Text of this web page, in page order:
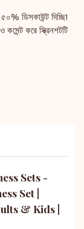
ডিসকাউন্ট দিচ্ছি!
করে স্ক্রিনশটটি
Sets -
Set |
& Kids |